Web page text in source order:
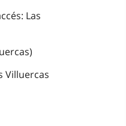
Las
Villuercas